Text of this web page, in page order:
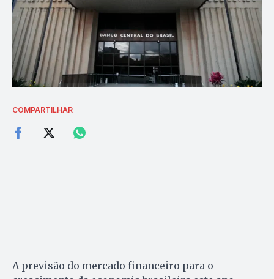
COMPARTILHAR
A previsão do mercado financeiro para o